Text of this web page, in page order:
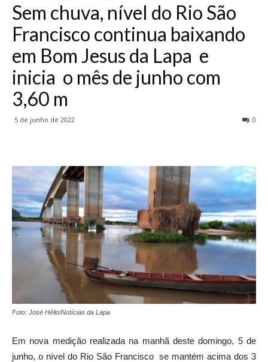
Sem chuva, nível do Rio São
Francisco continua baixando
em Bom Jesus da Lapa e
inicia o mês de junho com
3,60 m
5 de junho de 2022 0
Foto: José Hélio/Notícias da Lapa
Em nova medição realizada na manhã deste domingo, 5 de
junho, o nível do Rio São Francisco se mantém acima dos 3